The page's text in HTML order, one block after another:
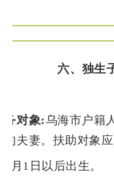
六、 独生
务对象:乌海市户籍
的夫妻。扶助对象
1月1日以后出生。